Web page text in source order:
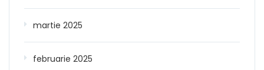
martie 2025
februarie 2025